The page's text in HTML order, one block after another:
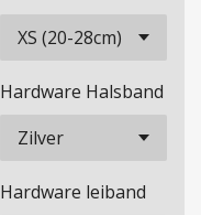
Hardware Halsband
Hardware leiband